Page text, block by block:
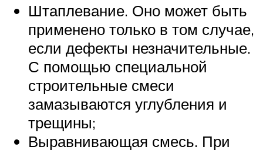
Штаплевание. Оно может быть
применено только в том случае,
если дефекты незначительные.
С помощью специальной
строительные смеси
замазываются углубления и
трещины;
Выравнивающая смесь. При